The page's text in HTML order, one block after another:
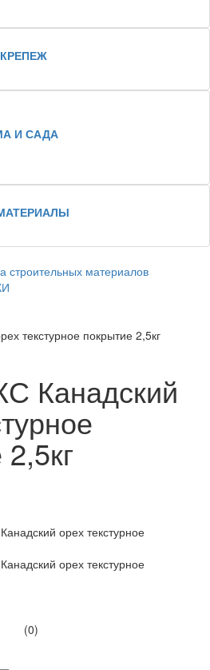
И САДА
строительных материалов
текстурное покрытие 2,5кг
Канадский
(0)